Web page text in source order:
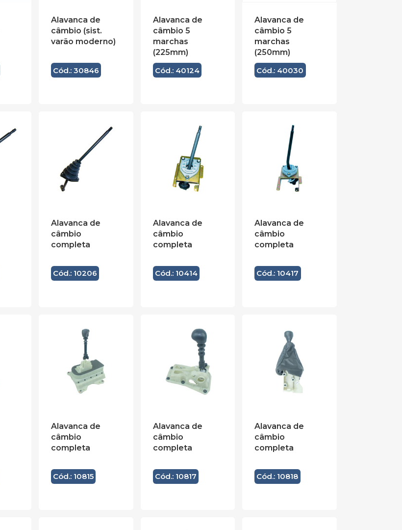
Alavanca de
câmbio (sist.
varão moderno)
Cód.: 30846
Alavanca de
câmbio 5
marchas
(225mm)
Cód.: 40124
Alavanca de
câmbio 5
marchas
(250mm)
Cód.: 40030
Alavanca de
câmbio
completa
Cód.: 10206
Alavanca de
câmbio
completa
Cód.: 10414
Alavanca de
câmbio
completa
Cód.: 10417
Alavanca de
câmbio
completa
Cód.: 10815
Alavanca de
câmbio
completa
Cód.: 10817
Alavanca de
câmbio
completa
Cód.: 10818